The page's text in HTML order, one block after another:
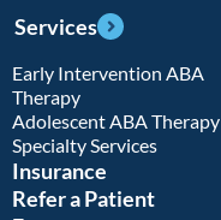
Services
Early Intervention ABA
Therapy
Adolescent ABA Therapy
Specialty Services
Insurance
Refer a Patient